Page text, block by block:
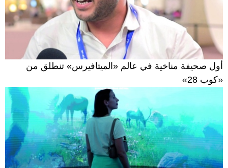
أول صحيفة مناخية في عالم «الميتافيرس» تنطلق من
«كوب 28»